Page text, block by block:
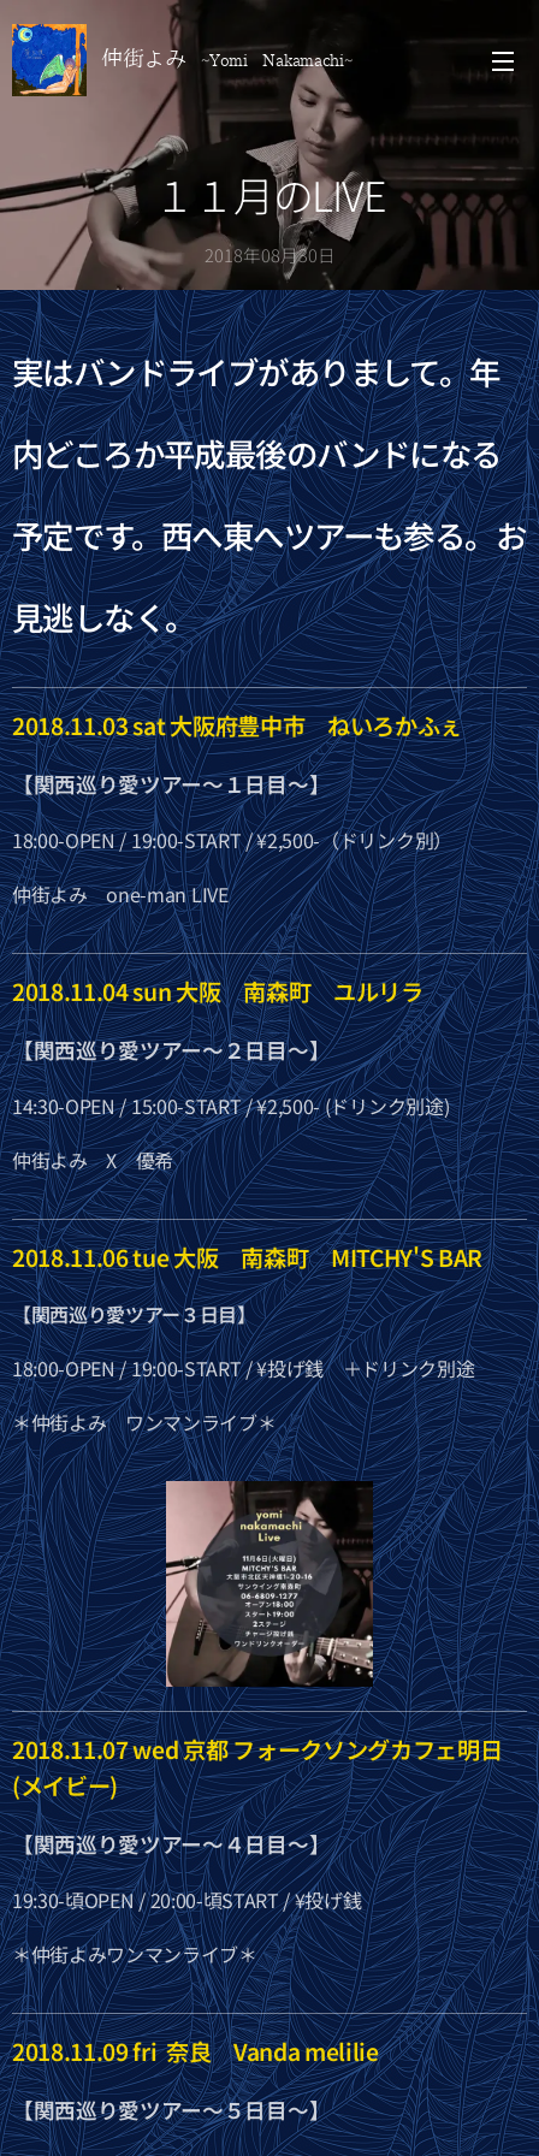
仲街よみ ~Yomi Nakamachi~
１１月のLIVE
2018年08月30日
実はバンドライブがありまして。年
内どころか平成最後のバンドになる
予定です。西へ東へツアーも参る。お
見逃しなく。
2018.11.03 sat 大阪府豊中市 ねいろかふぇ
【関西巡り愛ツアー〜１日目〜】
18:00-OPEN / 19:00-START / ¥2,500-（ドリンク別）
仲街よみ one-man LIVE
2018.11.04 sun 大阪 南森町 ユルリラ
【関西巡り愛ツアー〜２日目〜】
14:30-OPEN / 15:00-START / ¥2,500- (ドリンク別途)
仲街よみ X 優希
2018.11.06 tue 大阪 南森町 MITCHY'S BAR
【関西巡り愛ツアー３日目】
18:00-OPEN / 19:00-START / ¥投げ銭 ＋ドリンク別途
＊仲街よみ ワンマンライブ＊
2018.11.07 wed 京都 フォークソングカフェ明日
(メイビー)
【関西巡り愛ツアー〜４日目〜】
19:30-頃OPEN / 20:00-頃START / ¥投げ銭
＊仲街よみワンマンライブ＊
2018.11.09 fri 奈良 Vanda melilie
【関西巡り愛ツアー〜５日目〜】